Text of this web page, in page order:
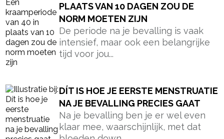
PLAATS VAN 10 DAGEN ZOU DE
NORM MOETEN ZIJN
De periode na je bevalling is vaak
intensief, maar ook een belangrijke
tijd voor jou...
DÍT IS HOE JE EERSTE MENSTRUATIE
NA JE BEVALLING PRECIES GAAT
Na je bevalling ben je er wel even
klaar mee, waarschijnlijk, met dat